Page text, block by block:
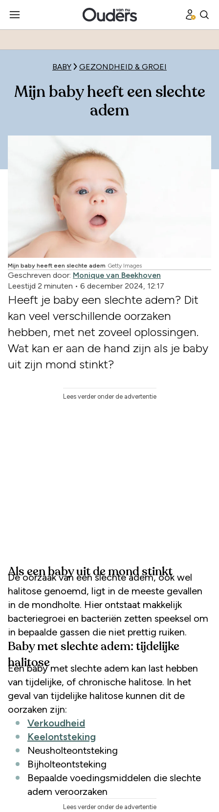
BABY GEZONDHEID & GROEI
Mijn baby heeft een slechte
adem
Mijn baby heeft een slechte adem Getty Images
Geschreven door: Monique van Beekhoven
Leestijd 2 minuten • 6 december 2024, 12:17
Heeft je baby een slechte adem? Dit
kan veel verschillende oorzaken
hebben, met net zoveel oplossingen.
Wat kan er aan de hand zijn als je baby
uit zijn mond stinkt?
Lees verder onder de advertentie
Als een baby uit de mond stinkt
De oorzaak van een slechte adem, ook wel
halitose genoemd, ligt in de meeste gevallen
in de mondholte. Hier ontstaat makkelijk
bacteriegroei en bacteriën zetten speeksel om
in bepaalde gassen die niet prettig ruiken.
Baby met slechte adem: tijdelijke
halitose
Een baby met slechte adem kan last hebben
van tijdelijke, of chronische halitose. In het
geval van tijdelijke halitose kunnen dit de
oorzaken zijn:
Verkoudheid
Keelontsteking
Neusholteontsteking
Bijholteontsteking
Bepaalde voedingsmiddelen die slechte
adem veroorzaken
Lees verder onder de advertentie